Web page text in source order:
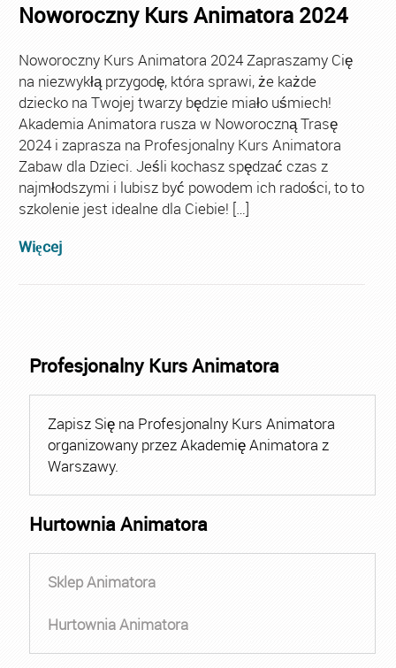
Noworoczny Kurs Animatora 2024
Noworoczny Kurs Animatora 2024 Zapraszamy Cię
na niezwykłą przygodę, która sprawi, że każde
dziecko na Twojej twarzy będzie miało uśmiech!
Akademia Animatora rusza w Noworoczną Trasę
2024 i zaprasza na Profesjonalny Kurs Animatora
Zabaw dla Dzieci. Jeśli kochasz spędzać czas z
najmłodszymi i lubisz być powodem ich radości, to to
szkolenie jest idealne dla Ciebie! […]
Więcej
Profesjonalny Kurs Animatora
Zapisz Się na Profesjonalny Kurs Animatora
organizowany przez Akademię Animatora z
Warszawy.
Hurtownia Animatora
Sklep Animatora
Hurtownia Animatora